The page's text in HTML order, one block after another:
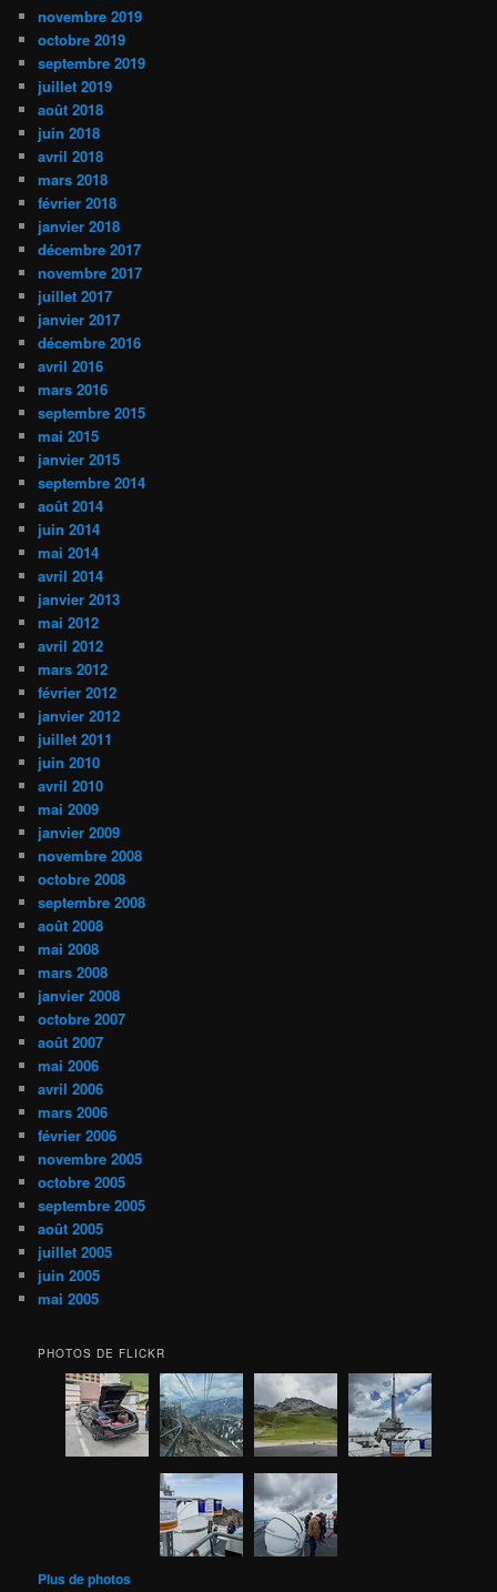
novembre 2019
octobre 2019
septembre 2019
juillet 2019
août 2018
juin 2018
avril 2018
mars 2018
février 2018
janvier 2018
décembre 2017
novembre 2017
juillet 2017
janvier 2017
décembre 2016
avril 2016
mars 2016
septembre 2015
mai 2015
janvier 2015
septembre 2014
août 2014
juin 2014
mai 2014
avril 2014
janvier 2013
mai 2012
avril 2012
mars 2012
février 2012
janvier 2012
juillet 2011
juin 2010
avril 2010
mai 2009
janvier 2009
novembre 2008
octobre 2008
septembre 2008
août 2008
mai 2008
mars 2008
janvier 2008
octobre 2007
août 2007
mai 2006
avril 2006
mars 2006
février 2006
novembre 2005
octobre 2005
septembre 2005
août 2005
juillet 2005
juin 2005
mai 2005
PHOTOS DE FLICKR
Plus de photos